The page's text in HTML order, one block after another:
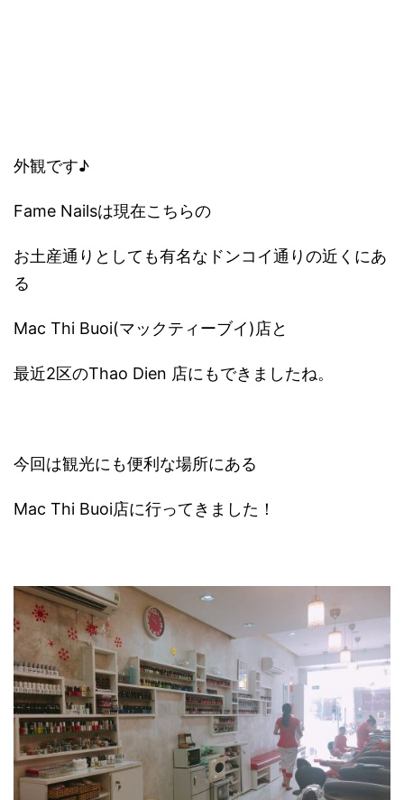
外観です♪
Fame Nailsは現在こちらの
お土産通りとしても有名なドンコイ通りの近くにあ
る
Mac Thi Buoi(マックティーブイ)店と
最近2区のThao Dien 店にもできましたね。
今回は観光にも便利な場所にある
Mac Thi Buoi店に行ってきました！